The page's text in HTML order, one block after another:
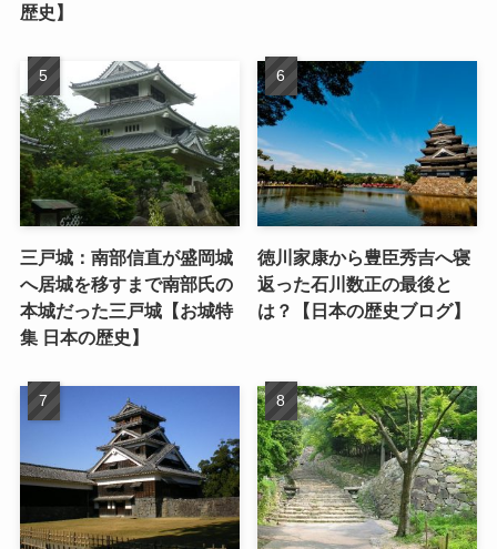
歴史】
三戸城：南部信直が盛岡城
へ居城を移すまで南部氏の
本城だった三戸城【お城特
集 日本の歴史】
徳川家康から豊臣秀吉へ寝
返った石川数正の最後と
は？【日本の歴史ブログ】